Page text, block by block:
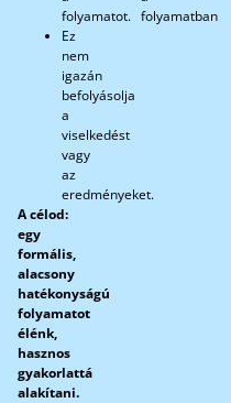
folyamatot.
Ez
nem
igazán
befolyásolja
a
viselkedést
vagy
az
eredményeket.
A célod:
egy
formális,
alacsony
hatékonyságú
folyamatot
élénk,
hasznos
gyakorlattá
alakítani.
folyamatban